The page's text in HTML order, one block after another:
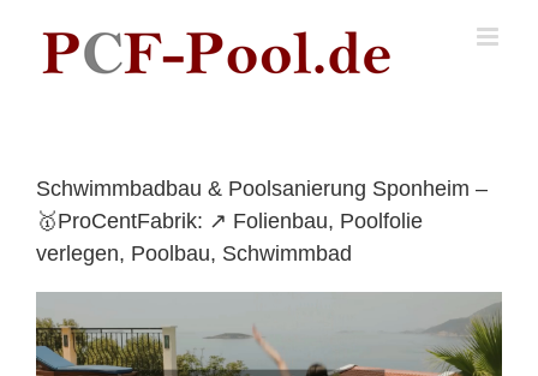
content
Schwimmbadbau & Poolsanierung Sponheim –
🥇ProCentFabrik: ↗️ Folienbau, Poolfolie
verlegen, Poolbau, Schwimmbad